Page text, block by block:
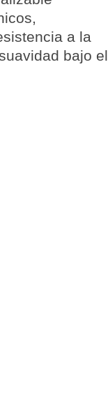
,
a la
bajo el